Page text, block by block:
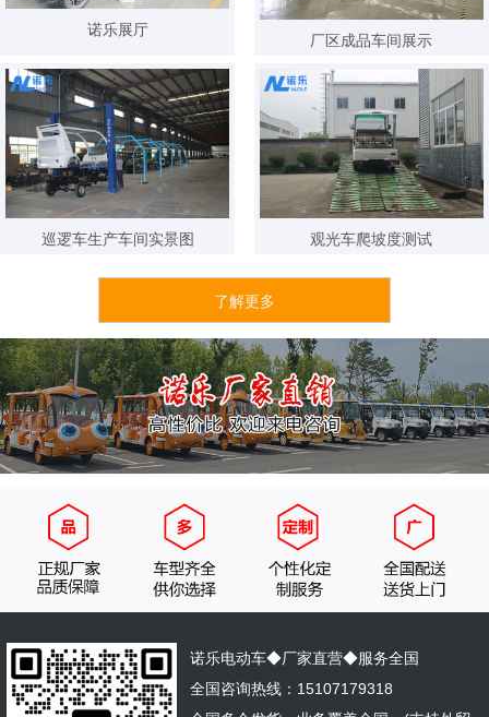
3天内 157****5911 已获取报价方案
3天内 134****4418 已获取报价方案
3分钟内 173****6965 已获取报价方案
3分钟内 139****1175 已获取报价方案
5分钟内 135****8085 已获取报价方案
10分钟内 151****3959已获取报价方案
诺乐展厅
厂区成品车间展示
巡逻车生产车间实景图 观光车爬坡度测试
了解更多
诺乐电动车◆厂家直营◆服务全国
全国咨询热线：15107179318